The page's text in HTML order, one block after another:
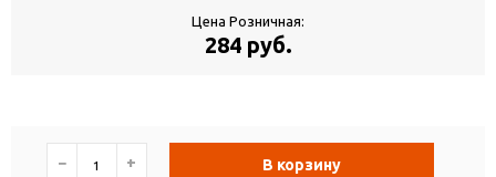
Цена Розничная:
284 руб.
− + В корзину